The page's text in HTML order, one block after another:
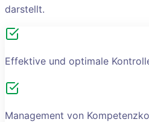
darstellt.
Effektive und optimale
Management von